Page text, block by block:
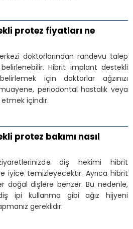
protez fiyatları ne
doktorlarından randevu talep
Hibrit implant destekli
için doktorlar ağzınızı
periodontal hastalık veya
içindir.
protez bakımı nasıl
diş hekimi hibrit
iyice temizleyecektir. Ayrıca hibrit
doğal dişlere benzer. Bu nedenle,
ipi kullanma gibi ağız hijyeni
gereklidir.